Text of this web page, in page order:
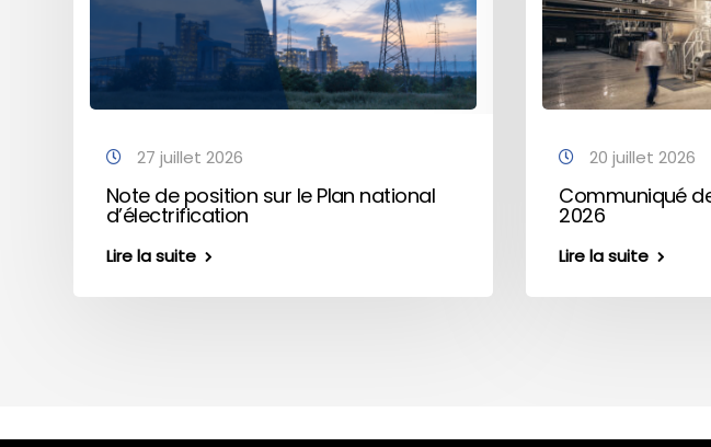
27 juillet 2026
Note de position sur le Plan national
d’électrification
Lire la suite
20 juillet 2026
Communiqué
2026
Lire la suite